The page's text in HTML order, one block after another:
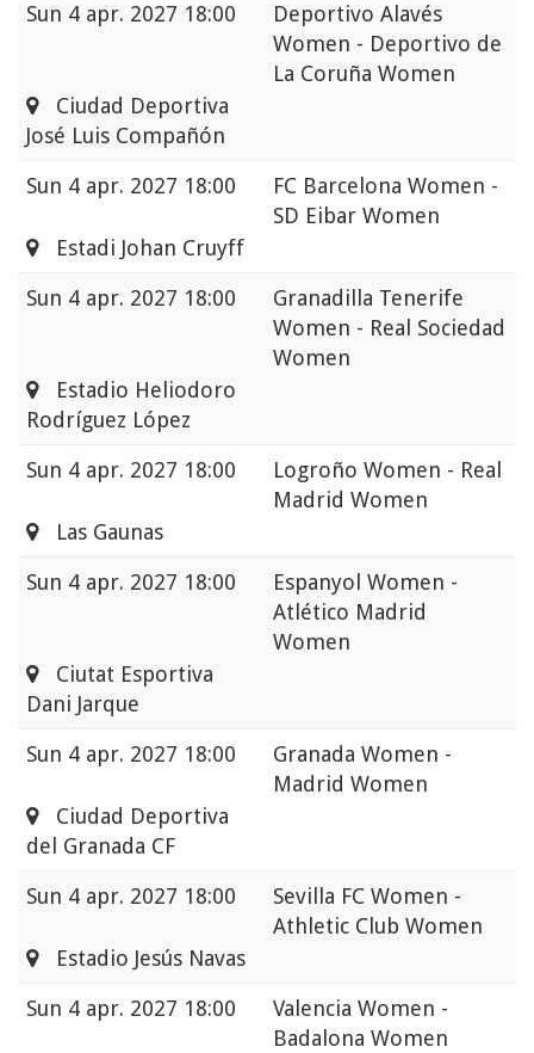
Sun 4 apr. 2027 18:00
Deportivo Alavés
Women - Deportivo de
La Coruña Women
Ciudad Deportiva
José Luis Compañón
Sun 4 apr. 2027 18:00
FC Barcelona Women -
SD Eibar Women
Estadi Johan Cruyff
Sun 4 apr. 2027 18:00
Granadilla Tenerife
Women - Real Sociedad
Women
Estadio Heliodoro
Rodríguez López
Sun 4 apr. 2027 18:00
Logroño Women - Real
Madrid Women
Las Gaunas
Sun 4 apr. 2027 18:00
Espanyol Women -
Atlético Madrid
Women
Ciutat Esportiva
Dani Jarque
Sun 4 apr. 2027 18:00
Granada Women -
Madrid Women
Ciudad Deportiva
del Granada CF
Sun 4 apr. 2027 18:00
Sevilla FC Women -
Athletic Club Women
Estadio Jesús Navas
Sun 4 apr. 2027 18:00
Valencia Women -
Badalona Women